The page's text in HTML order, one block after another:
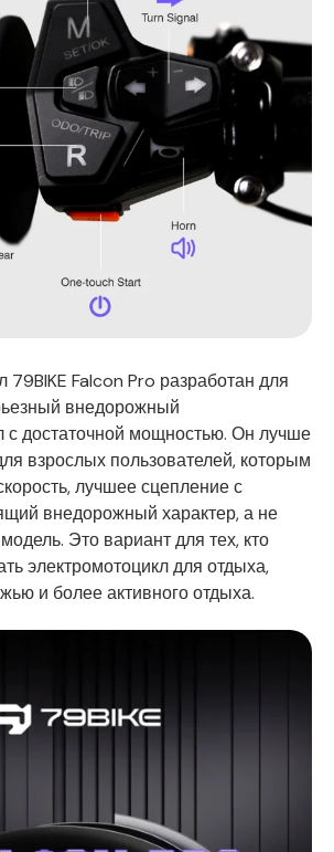
79BIKE Falcon Pro разработан для
внедорожный
с достаточной мощностью. Он лучше
взрослых пользователей, которым
лучшее сцепление с
внедорожный характер, а не
Это вариант для тех, кто
электромотоцикл для отдыха,
и более активного отдыха.